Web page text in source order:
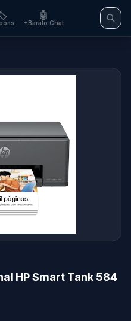
🤖
+Barato Chat
HP Smart Tank 584